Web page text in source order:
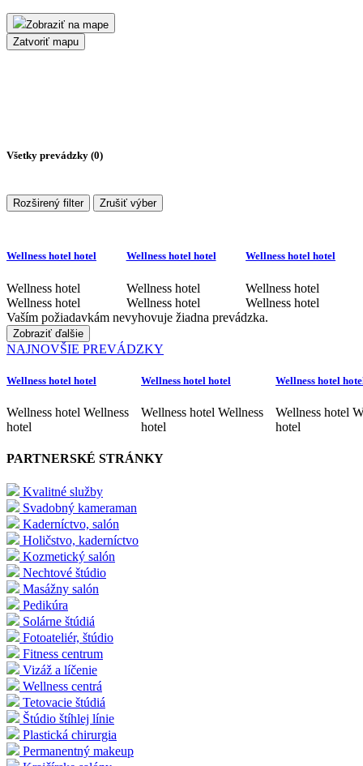
Zobraziť na mape
Zatvoriť mapu
Všetky prevádzky (0)
Rozširený filter Zrušiť výber
Wellness hotel hotel
Wellness hotel
Wellness hotel
Wellness hotel hotel
Wellness hotel
Wellness hotel
Wellness hotel hotel
Wellness hotel
Wellness hotel
Vaším požiadavkám nevyhovuje žiadna prevádzka.
Zobraziť ďalšie
NAJNOVŠIE PREVÁDZKY
Wellness hotel hotel
Wellness hotel Wellness
hotel
Wellness hotel hotel
Wellness hotel Wellness
hotel
Wellness hotel
Wellness hotel
hotel
PARTNERSKÉ STRÁNKY
Kvalitné služby
Svadobný kameraman
Kaderníctvo, salón
Holičstvo, kaderníctvo
Kozmetický salón
Nechtové štúdio
Masážny salón
Pedikúra
Solárne štúdiá
Fotoateliér, štúdio
Fitness centrum
Vizáž a líčenie
Wellness centrá
Tetovacie štúdiá
Štúdio štíhlej línie
Plastická chirurgia
Permanentný makeup